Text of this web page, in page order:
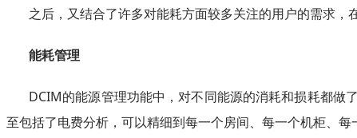
之后，又结合了许多对能耗方面较多关注的用户的需求，
能耗管理
DCIM的能源管理功能中，对不同能源的消耗和损耗都做
至包括了电费分析，可以精细到每一个房间、每一个机柜、